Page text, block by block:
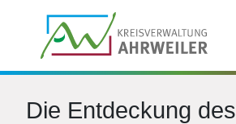
Die Entdeckung des